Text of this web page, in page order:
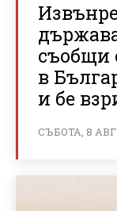
съобщи
в
и бе
СЪБОТА, 8